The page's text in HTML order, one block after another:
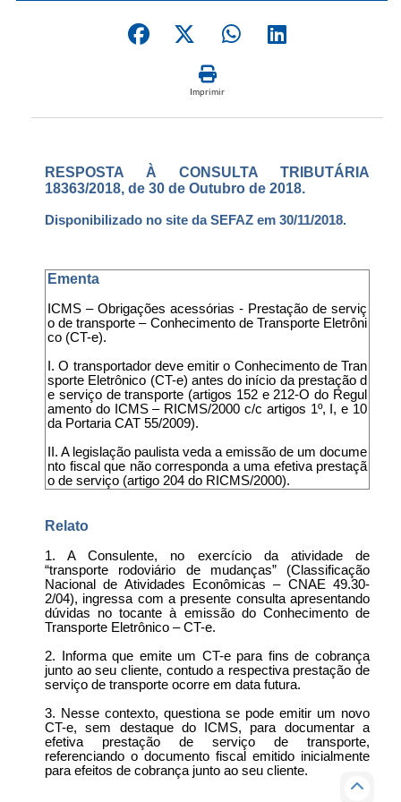
Imprimir
RESPOSTA À CONSULTA TRIBUTÁRIA
18363/2018, de 30 de Outubro de 2018.
Disponibilizado no site da SEFAZ em 30/11/2018.
Ementa
ICMS – Obrigações acessórias - Prestação de serviç
o de transporte – Conhecimento de Transporte Eletrôni
co (CT-e).
I. O transportador deve emitir o Conhecimento de Tran
sporte Eletrônico (CT-e) antes do início da prestação d
e serviço de transporte (artigos 152 e 212-O do Regul
amento do ICMS – RICMS/2000 c/c artigos 1º, I, e 10
da Portaria CAT 55/2009).
II. A legislação paulista veda a emissão de um docume
nto fiscal que não corresponda a uma efetiva prestaçã
o de serviço (artigo 204 do RICMS/2000).
Relato
1. A Consulente, no exercício da atividade de
“transporte rodoviário de mudanças” (Classificação
Nacional de Atividades Econômicas – CNAE 49.30-
2/04), ingressa com a presente consulta apresentando
dúvidas no tocante à emissão do Conhecimento de
Transporte Eletrônico – CT-e.
2. Informa que emite um CT-e para fins de cobrança
junto ao seu cliente, contudo a respectiva prestação de
serviço de transporte ocorre em data futura.
3. Nesse contexto, questiona se pode emitir um novo
CT-e, sem destaque do ICMS, para documentar a
efetiva prestação de serviço de transporte,
referenciando o documento fiscal emitido inicialmente
para efeitos de cobrança junto ao seu cliente.